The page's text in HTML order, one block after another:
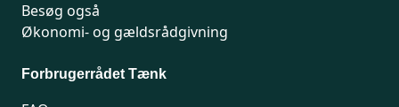
Besøg også
Økonomi- og gældsrådgivning
Forbrugerrådet Tænk